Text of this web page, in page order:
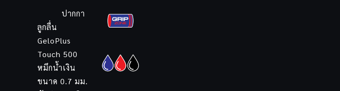
ปากกา
ลูกลื่น
GeloPlus
Touch 500
หมึกน้ำเงิน
ขนาด 0.7 มม.